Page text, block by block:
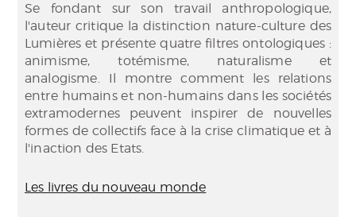
Se fondant sur son travail anthropologique,
l'auteur critique la distinction nature-culture des
Lumières et présente quatre filtres ontologiques :
animisme, totémisme, naturalisme et
analogisme. Il montre comment les relations
entre humains et non-humains dans les sociétés
extramodernes peuvent inspirer de nouvelles
formes de collectifs face à la crise climatique et à
l'inaction des Etats.
Les livres du nouveau monde